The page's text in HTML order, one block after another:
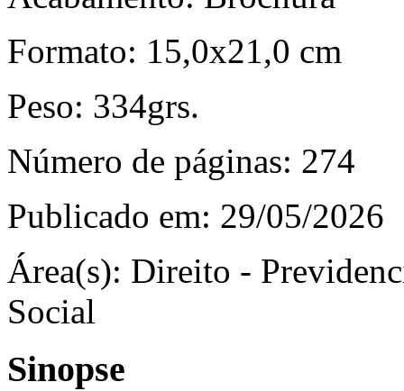
Formato: 15,0x21,0 cm
Peso: 334grs.
Número de páginas: 274
Publicado em: 29/05/2026
Área(s): Direito -
Social
Sinopse